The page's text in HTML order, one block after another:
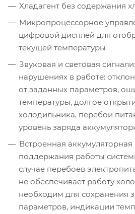
Хладагент без содержания
Микропроцессорное
цифровой дисплей для
текущей температуры
Звуковая и световая
нарушениях в работе:
от заданных параметров,
температуры, долгое
холодильника, перебои
уровень заряда
Встроенная аккумуляторная
поддержания работы
случае перебоев
не обеспечивает работу
необходим для сохранения
параметров, индикации